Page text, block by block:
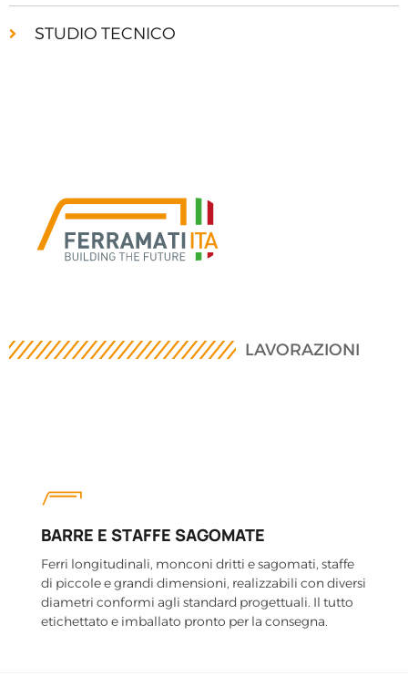
STUDIO TECNICO
LAVORAZIONI
BARRE E STAFFE SAGOMATE
Ferri longitudinali, monconi dritti e sagomati, staffe
di piccole e grandi dimensioni, realizzabili con diversi
diametri conformi agli standard progettuali. Il tutto
etichettato e imballato pronto per la consegna.